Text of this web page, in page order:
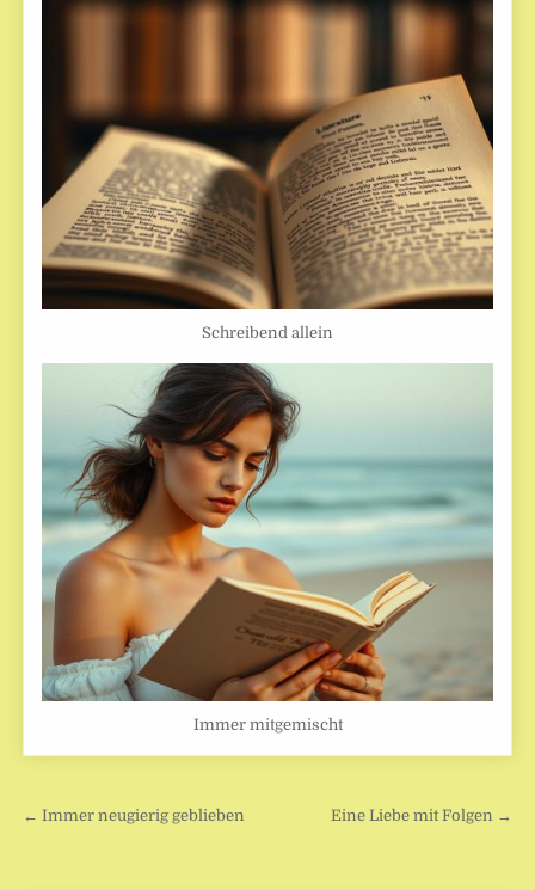
Schreibend allein
Immer mitgemischt
Beitragsnavigation
← Immer neugierig geblieben Eine Liebe mit Folgen →